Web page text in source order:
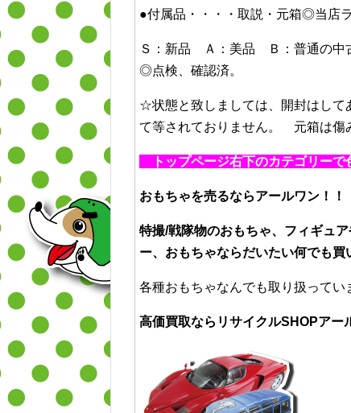
●付属品・・・・取説・元箱◎当店
Ｓ：新品 Ａ：美品 Ｂ：普通の中
◎点検、確認済。
☆状態と致しましては、開封はして
て等されておりません。 元箱は傷
トップページ右下のカテゴリー
おもちゃを売るならアールワン！！
特撮/戦隊物のおもちゃ、フィギュ
ー、 おもちゃならだいたい何でも買
各種おもちゃなんでも取り扱ってい
高価買取ならリサイクルSHOPアー